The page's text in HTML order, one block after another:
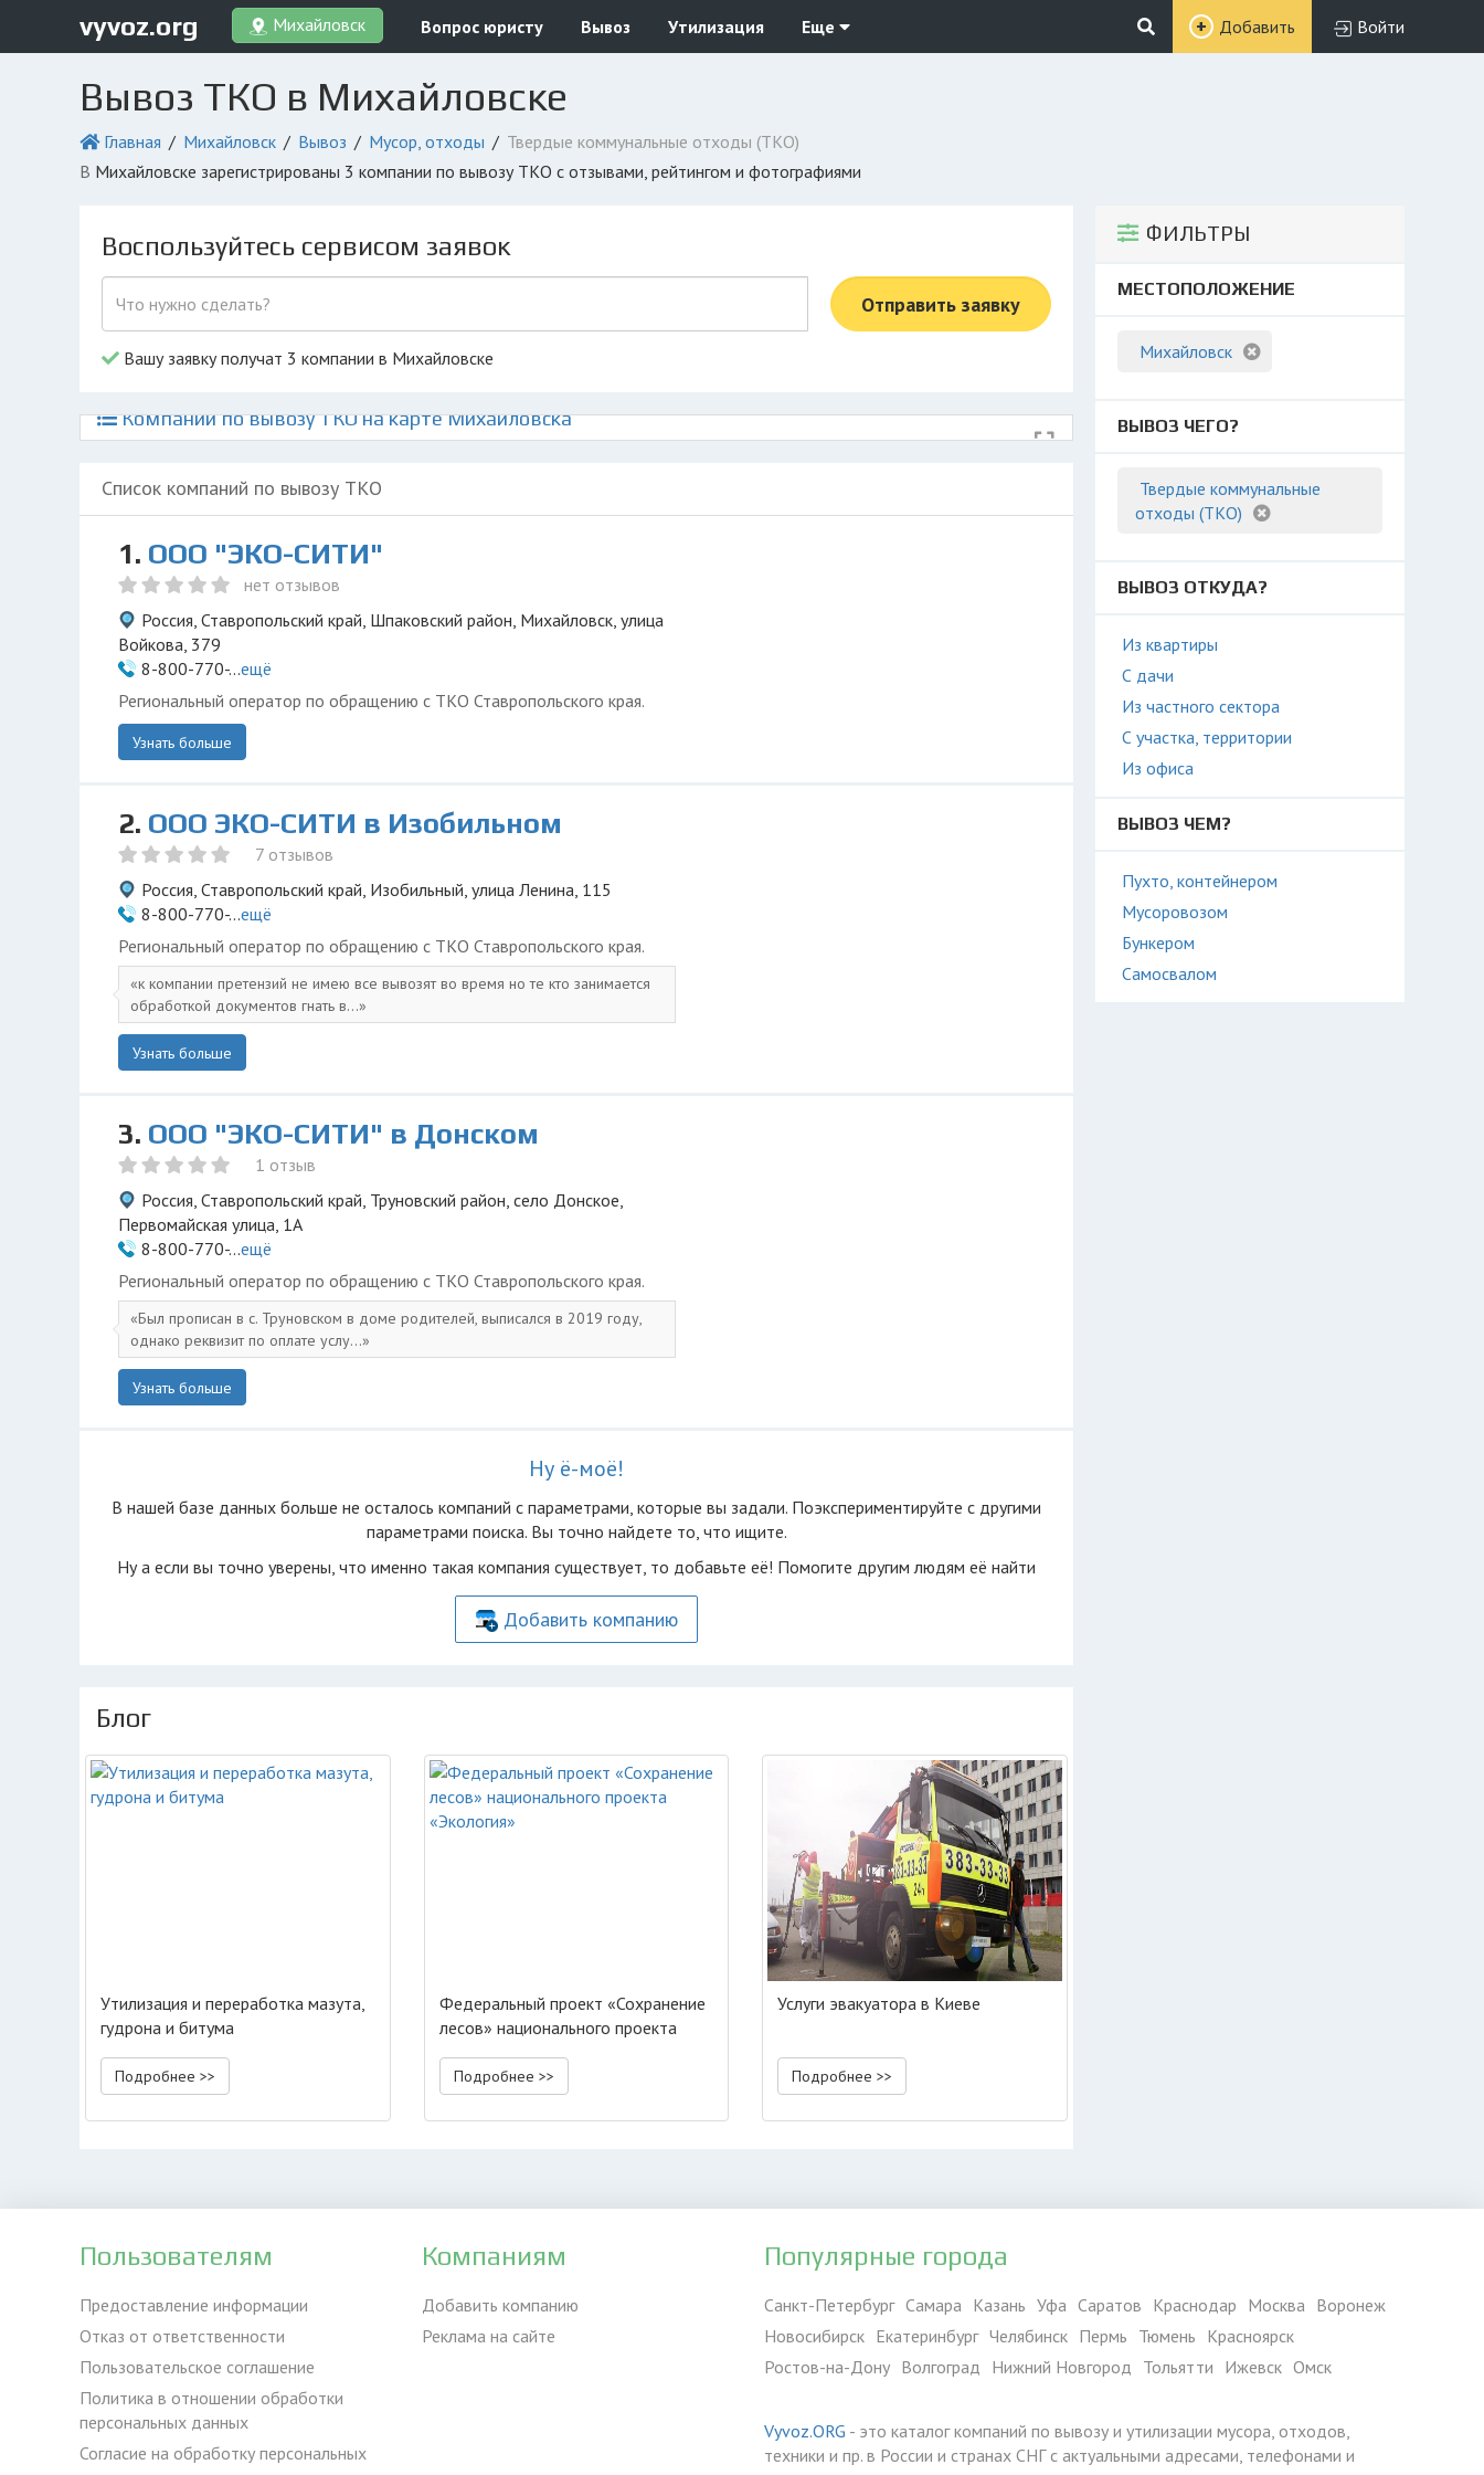
vyvoz.org Михайловск Вопрос юристу Вывоз Утилизация Еще Добавить Войти
Вывоз ТКО в Михайловске
Главная Михайловск Вывоз Мусор, отходы
Твердые коммунальные отходы (ТКО)
в Михайловске зарегистрированы 3 компании по вывозу ТКО с отзывами, рейтингом и фотографиями
ФИЛЬТРЫ
МЕСТОПОЛОЖЕНИЕ
Михайловск
ВЫВОЗ ЧЕГО?
Твердые коммунальные
отходы (ТКО)
ВЫВОЗ ОТКУДА?
Из квартиры
С дачи
Из частного сектора
С участка, территории
Из офиса
ВЫВОЗ ЧЕМ?
Пухто, контейнером
Мусоровозом
Бункером
Самосвалом
Воспользуйтесь сервисом заявок
Отправить заявку
Вашу заявку получат 3 компании в Михайловске
Компании по вывозу ТКО на карте Михайловска
Список компаний по вывозу ТКО
1. ООО "ЭКО-СИТИ"
нет отзывов
Россия, Ставропольский край, Шпаковский район, Михайловск, улица
Войкова, 379
8-800-770-...ещё
Региональный оператор по обращению с ТКО Ставропольского края.
Узнать больше
2. ООО ЭКО-СИТИ в Изобильном
7 отзывов
Россия, Ставропольский край, Изобильный, улица Ленина, 115
8-800-770-...ещё
Региональный оператор по обращению с ТКО Ставропольского края.
к компании претензий не имею все вывозят во время но те кто занимается
обработкой документов гнать в...
Узнать больше
3. ООО "ЭКО-СИТИ" в Донском
1 отзыв
Россия, Ставропольский край, Труновский район, село Донское,
Первомайская улица, 1А
8-800-770-...ещё
Региональный оператор по обращению с ТКО Ставропольского края.
Был прописан в с. Труновском в доме родителей, выписался в 2019 году,
однако реквизит по оплате услу...
Узнать больше
Ну ё-моё!
В нашей базе данных больше не осталоcь компаний с параметрами, которые вы задали. Поэкспериментируйте с другими
параметрами поиска. Вы точно найдете то, что ищите.
Ну а если вы точно уверены, что именно такая компания существует, то добавьте её! Помогите другим людям её найти
Добавить компанию
Блог
Утилизация и переработка мазута,
гудрона и битума
Подробнее >>
Федеральный проект «Сохранение
лесов» национального проекта
«Экология»
Подробнее >>
Услуги эвакуатора в Киеве
Подробнее >>
Пользователям
Предоставление информации
Отказ от ответственности
Пользовательское соглашение
Политика в отношении обработки
персональных данных
Согласие на обработку персональных
Компаниям
Добавить компанию
Реклама на сайте
Популярные города
Санкт-Петербург Самара Казань Уфа Саратов Краснодар Москва Воронеж
Новосибирск Екатеринбург Челябинск Пермь Тюмень Красноярск
Ростов-на-Дону Волгоград Нижний Новгород Тольятти Ижевск Омск
Vyvoz.ORG - это каталог компаний по вывозу и утилизации мусора, отходов,
техники и пр. в России и странах СНГ с актуальными адресами, телефонами и